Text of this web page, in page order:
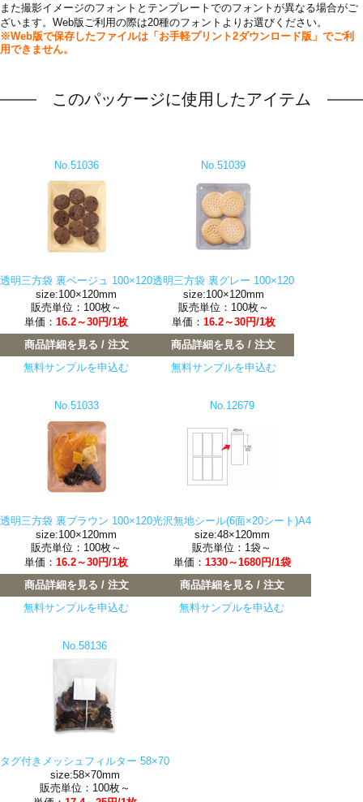
また撮影イメージのフォントとテンプレートでのフォントが異なる場合がご
ざいます。Web版ご利用の際は20種のフォントよりお選びください。
※Web版で保存したファイルは「お手軽プリント2ダウンロード版」でご利
用できません。
このパッケージに使用したアイテム
No.51036
透明三方袋 裏ベージュ 100×120
size:100×120mm
販売単位：100枚～
単価： 16.2～30円/1枚
商品詳細を見る / 注文
無料サンプルを申込む
No.51039
透明三方袋 裏グレー 100×120
size:100×120mm
販売単位：100枚～
単価： 16.2～30円/1枚
商品詳細を見る / 注文
無料サンプルを申込む
No.51033
透明三方袋 裏ブラウン 100×120
size:100×120mm
販売単位：100枚～
単価： 16.2～30円/1枚
商品詳細を見る / 注文
無料サンプルを申込む
No.12679
光沢無地シール(6面×20シート)A4
size:48×120mm
販売単位：1袋～
単価： 1330～1680円/1袋
商品詳細を見る / 注文
無料サンプルを申込む
No.58136
タグ付きメッシュフィルター 58×70
size:58×70mm
販売単位：100枚～